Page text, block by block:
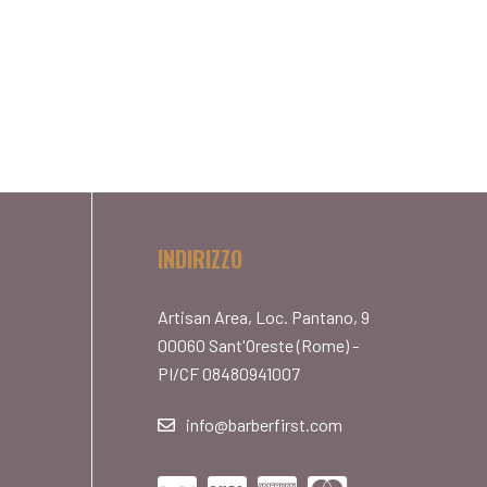
INDIRIZZO
Artisan Area, Loc. Pantano, 9
00060 Sant'Oreste (Rome) -
PI/CF 08480941007
info@barberfirst.com